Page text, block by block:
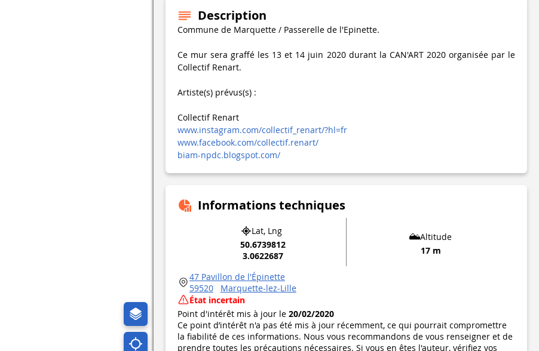
Description
Commune de Marquette / Passerelle de l'Epinette.
Ce mur sera graffé les 13 et 14 juin 2020 durant la CAN'ART 2020 organisée par le
Collectif Renart.
Artiste(s) prévus(s) :
Collectif Renart
www.instagram.com/collectif_renart/?hl=fr
www.facebook.com/collectif.renart/
biam-npdc.blogspot.com/
Informations techniques
Lat, Lng
50.6739812
3.0622687
Altitude
17 m
47 Pavillon de l'Épinette
59520
Marquette-lez-Lille
État incertain
Point d'intérêt mis à jour le 20/02/2020
Ce point d’intérêt n'a pas été mis à jour récemment, ce qui pourrait compromettre
la fiabilité de ces informations. Nous vous recommandons de vous renseigner et de
prendre toutes les précautions nécessaires. Si vous en êtes l'auteur, vérifiez vos